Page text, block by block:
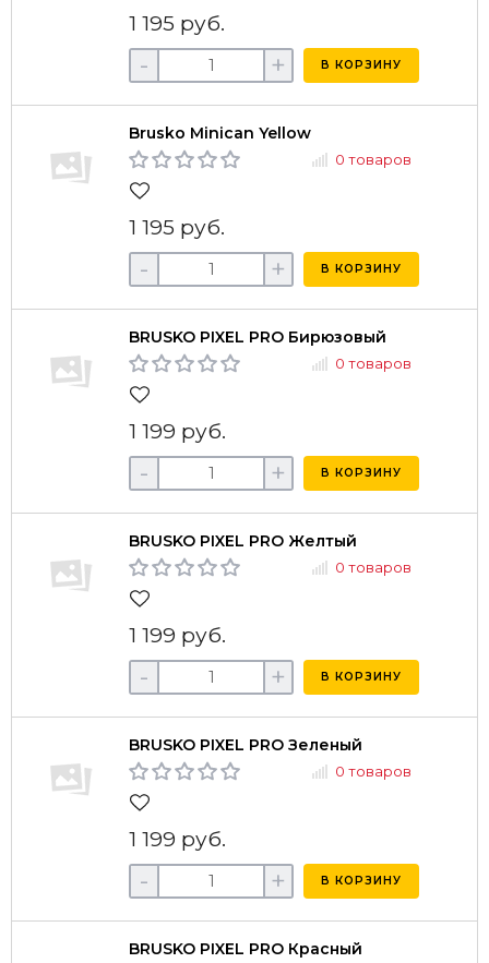
1 195 руб.
- + В КОРЗИНУ
Brusko Minican Yellow
0 товаров
1 195 руб.
- + В КОРЗИНУ
BRUSKO PIXEL PRO Бирюзовый
0 товаров
1 199 руб.
- + В КОРЗИНУ
BRUSKO PIXEL PRO Желтый
0 товаров
1 199 руб.
- + В КОРЗИНУ
BRUSKO PIXEL PRO Зеленый
0 товаров
1 199 руб.
- + В КОРЗИНУ
BRUSKO PIXEL PRO Красный